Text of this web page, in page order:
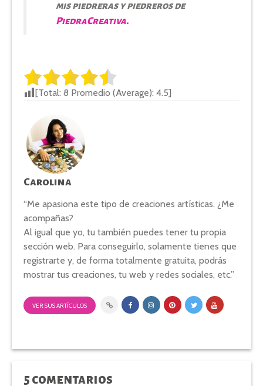
mis piedreras y piedreros de
PiedraCreativa.
[Total: 8 Promedio (Average): 4.5]
Carolina
“Me apasiona este tipo de creaciones artísticas. ¿Me
acompañas?
Al igual que yo, tu también puedes tener tu propia
sección web. Para conseguirlo, solamente tienes que
registrarte y, de forma totalmente gratuita, podrás
mostrar tus creaciones, tu web y redes sociales, etc.”
VER SUS ARTÍCULOS
5 comentarios